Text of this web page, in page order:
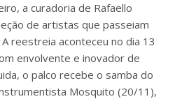
a curadoria de Rafaello
de artistas que passeiam
reestreia aconteceu no dia 13
envolvente e inovador de
o palco recebe o samba do
Mosquito (20/11),